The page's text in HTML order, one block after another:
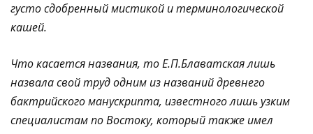
густо сдобренный мистикой и терминологической
кашей.
Что касается названия, то Е.П.Блаватская лишь
назвала свой труд одним из названий древнего
бактрийского манускрипта, известного лишь узким
специалистам по Востоку, который также имел